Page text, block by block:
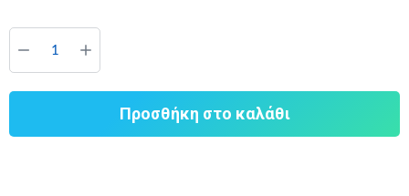
Προσθήκη στο καλάθι